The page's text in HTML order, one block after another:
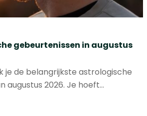
gebeurtenissen in augustus
je de belangrijkste astrologische
augustus 2026. Je hoeft…